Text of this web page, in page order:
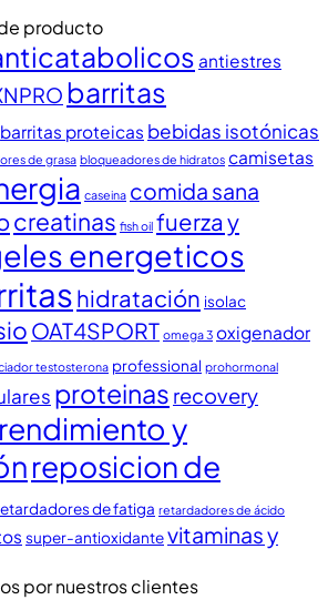
producto
antiestres
barritas
barritas proteicas bebidas isotónicas
de grasa bloqueadores de hidratos camisetas
caseina comida sana
creatinas fish oil fuerza y
energeticos
hidratación isolac
OAT4SPORT omega 3 oxigenador
testosterona professional prohormonal
proteinas recovery
rendimiento y
reposicion de
de fatiga retardadores de ácido
super-antioxidantevitaminas y
por nuestros clientes